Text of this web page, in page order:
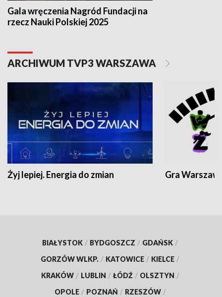
Gala wręczenia Nagród Fundacji na
rzecz Nauki Polskiej 2025
ARCHIWUM TVP3 WARSZAWA
Żyj lepiej. Energia do zmian Gra
BIAŁYSTOK / BYDGOSZCZ / GDAŃSK /
GORZÓW WLKP. / KATOWICE / KIELCE /
KRAKÓW / LUBLIN / ŁÓDŹ / OLSZTYN /
OPOLE / POZNAŃ / RZESZÓW /